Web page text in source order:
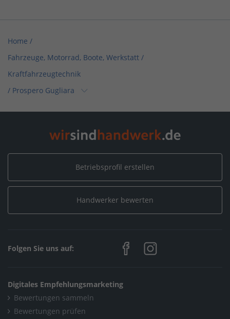
Home /
Fahrzeuge, Motorrad, Boote, Werkstatt /
Kraftfahrzeugtechnik
/ Prospero Gugliara
Home / Nordrhein-Westfalen / Köln / Prospero Gugliara
Betriebsprofil erstellen
Handwerker bewerten
Folgen Sie uns auf:
Digitales Empfehlungsmarketing
Bewertungen sammeln
Bewertungen prüfen